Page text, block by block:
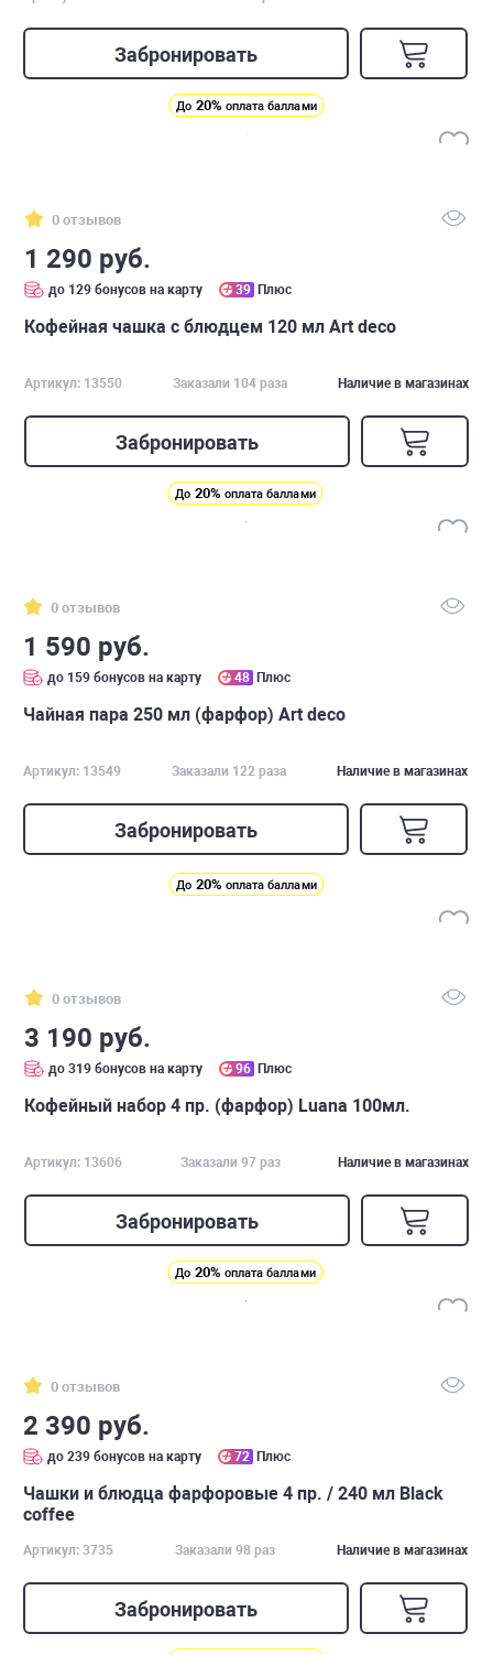
Забронировать
До 20% оплата баллами
0 отзывов
1 290 руб.
до 129 бонусов на карту 39 Плюс
Кофейная чашка с блюдцем 120 мл Art deco
Артикул: 13550 Заказали 104 раза Наличие в магазинах
Забронировать
До 20% оплата баллами
0 отзывов
1 590 руб.
до 159 бонусов на карту 48 Плюс
Чайная пара 250 мл (фарфор) Art deco
Артикул: 13549 Заказали 122 раза Наличие в магазинах
Забронировать
До 20% оплата баллами
0 отзывов
3 190 руб.
до 319 бонусов на карту 96 Плюс
Кофейный набор 4 пр. (фарфор) Luana 100мл.
Артикул: 13606 Заказали 97 раз Наличие в магазинах
Забронировать
До 20% оплата баллами
0 отзывов
2 390 руб.
до 239 бонусов на карту 72 Плюс
Чашки и блюдца фарфоровые 4 пр. / 240 мл Black
coffee
Артикул: 3735 Заказали 98 раз Наличие в магазинах
Забронировать